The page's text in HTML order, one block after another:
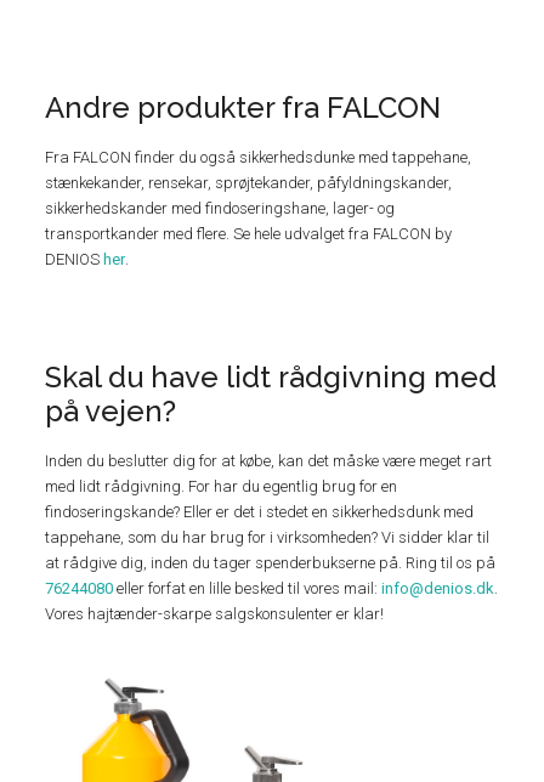
Andre produkter fra FALCON
Fra FALCON finder du også sikkerhedsdunke med tappehane,
stænkekander, rensekar, sprøjtekander, påfyldningskander,
sikkerhedskander med findoseringshane, lager- og
transportkander med flere. Se hele udvalget fra FALCON by
DENIOS her.
Skal du have lidt rådgivning med
på vejen?
Inden du beslutter dig for at købe, kan det måske være meget rart
med lidt rådgivning. For har du egentlig brug for en
findoseringskande? Eller er det i stedet en sikkerhedsdunk med
tappehane, som du har brug for i virksomheden? Vi sidder klar til
at rådgive dig, inden du tager spenderbukserne på. Ring til os på
76244080 eller forfat en lille besked til vores mail:info@denios.dk
Vores hajtænder-skarpe salgskonsulenter er klar!